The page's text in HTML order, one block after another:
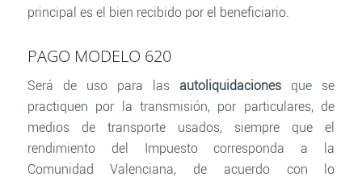
principal es el bien recibido por el beneficiario.
PAGO MODELO 620
Será de uso para lasautoliquidaciones que se
practiquen por la transmisión, por particulares, de
medios de transporte usados, siempre que el
rendimiento del Impuesto corresponda a la
Comunidad Valenciana, de acuerdo con lo